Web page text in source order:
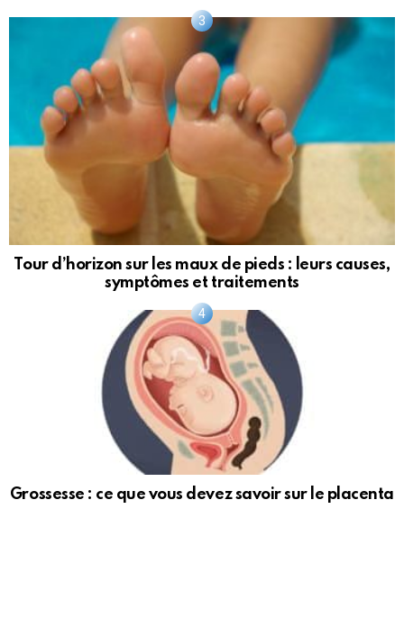
Tour d’horizon sur les maux de pieds : leurs causes,
symptômes et traitements
Grossesse : ce que vous devez savoir sur le placenta